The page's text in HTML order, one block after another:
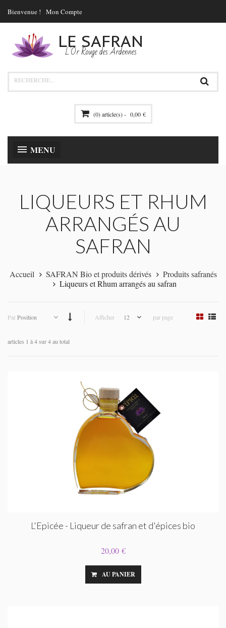
Bienvenue ! Mon Compte
LE SAFRAN
L'Or Rouge des Ardennes
(0) article(s) - 0,00 €
MENU
LIQUEURS ET RHUM
ARRANGÉS AU
SAFRAN
Accueil SAFRAN Bio et produits dérivés
Produits safranés
Liqueurs et Rhum arrangés au safran
ParPosition Afficher 12 par page
articles 1 à 4 sur 4 au total
L'Epicée - Liqueur de safran et d'épices bio
20,00 €
AU PANIER